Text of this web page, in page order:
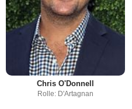
Chris O'Donnell
Rolle: D'Artagnan